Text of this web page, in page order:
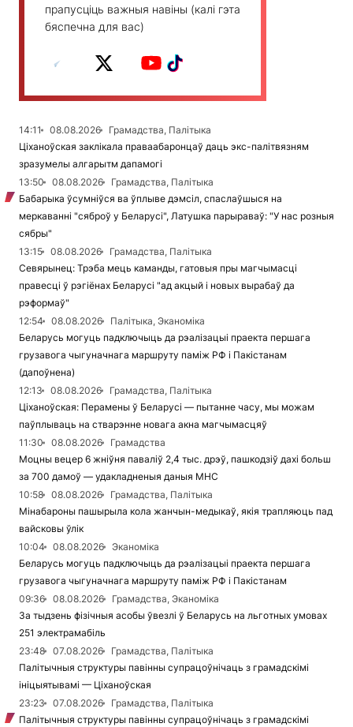
прапусціць важныя навіны (калі гэта
бяспечна для вас)
14:11 08.08.2026
Грамадства, Палітыка
Ціханоўская заклікала праваабаронцаў даць экс-палітвязням
зразумелы алгарытм дапамогі
13:50
08.08.2026
Грамадства, Палітыка
Бабарыка ўсумніўся ва ўплыве дэмсіл, спаслаўшыся на
меркаванні "сяброў у Беларусі", Латушка парыраваў: "У нас розныя
сябры"
13:15
08.08.2026
Грамадства, Палітыка
Севярынец: Трэба мець каманды, гатовыя пры магчымасці
правесці ў рэгіёнах Беларусі "ад акцый і новых вырабаў да
рэформаў"
12:54
08.08.2026
Палітыка, Эканоміка
Беларусь могуць падключыць да рэалізацыі праекта першага
грузавога чыгуначнага маршруту паміж РФ і Пакістанам
(дапоўнена)
12:13
08.08.2026
Грамадства, Палітыка
Ціханоўская: Перамены ў Беларусі — пытанне часу, мы можам
паўплываць на стварэнне новага акна магчымасцяў
11:30
08.08.2026
Грамадства
Моцны вецер 6 жніўня паваліў 2,4 тыс. дрэў, пашкодзіў дахі больш
за 700 дамоў — удакладненыя даныя МНС
10:58
08.08.2026
Грамадства, Палітыка
Мінабароны пашырыла кола жанчын-медыкаў, якія трапляюць пад
вайсковы ўлік
10:04
08.08.2026
Эканоміка
Беларусь могуць падключыць да рэалізацыі праекта першага
грузавога чыгуначнага маршруту паміж РФ і Пакістанам
09:36
08.08.2026
Грамадства, Эканоміка
За тыдзень фізічныя асобы ўвезлі ў Беларусь на льготных умовах
251 электрамабіль
23:48
07.08.2026
Грамадства, Палітыка
Палітычныя структуры павінны супрацоўнічаць з грамадскімі
ініцыятывамі — Ціханоўская
23:23
07.08.2026
Грамадства, Палітыка
Палітычныя структуры павінны супрацоўнічаць з грамадскімі